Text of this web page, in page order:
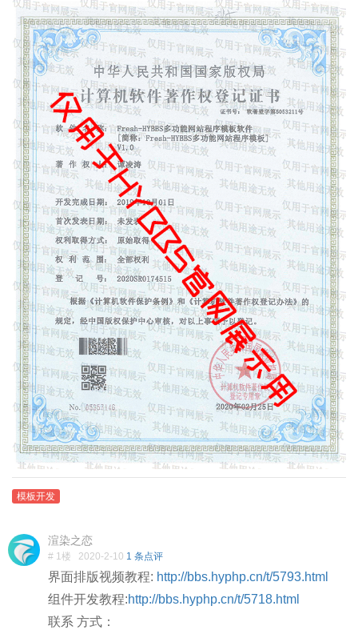
模板开发
渲染之恋
# 1楼 2020-2-10 1 条点评
界面排版视频教程: http://bbs.hyphp.cn/t/5793.html
组件开发教程:http://bbs.hyphp.cn/t/5718.html
联系 方式：